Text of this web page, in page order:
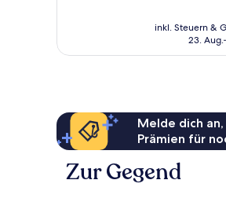
Bewertungen
inkl. Steuern &
23.
Melde dich
Prämien für
Zur Gegend